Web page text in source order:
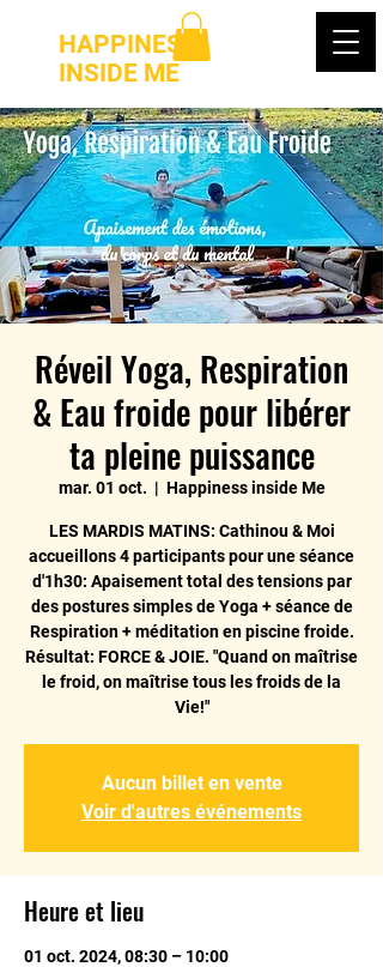
HAPPINESS
INSIDE ME
Réveil Yoga, Respiration
& Eau froide pour libérer
ta pleine puissance
mar. 01 oct.
  |
Happiness inside Me
LES MARDIS MATINS: Cathinou & Moi
accueillons 4 participants pour une séance
d'1h30: Apaisement total des tensions par
des postures simples de Yoga + séance de
Respiration + méditation en piscine froide.
Résultat: FORCE & JOIE. "Quand on maîtrise
le froid, on maîtrise tous les froids de la
Vie!"
Aucun billet en vente
Voir d'autres événements
Heure et lieu
01 oct. 2024, 08:30 – 10:00